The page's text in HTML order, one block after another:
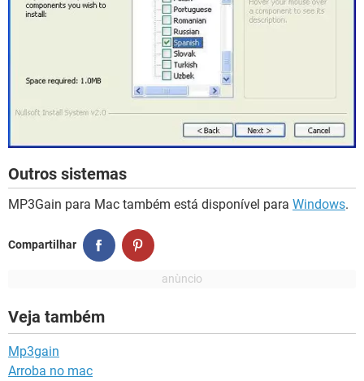
Outros sistemas
MP3Gain para Mac também está disponível para Windows.
Compartilhar
Veja também
Mp3gain
Arroba no mac